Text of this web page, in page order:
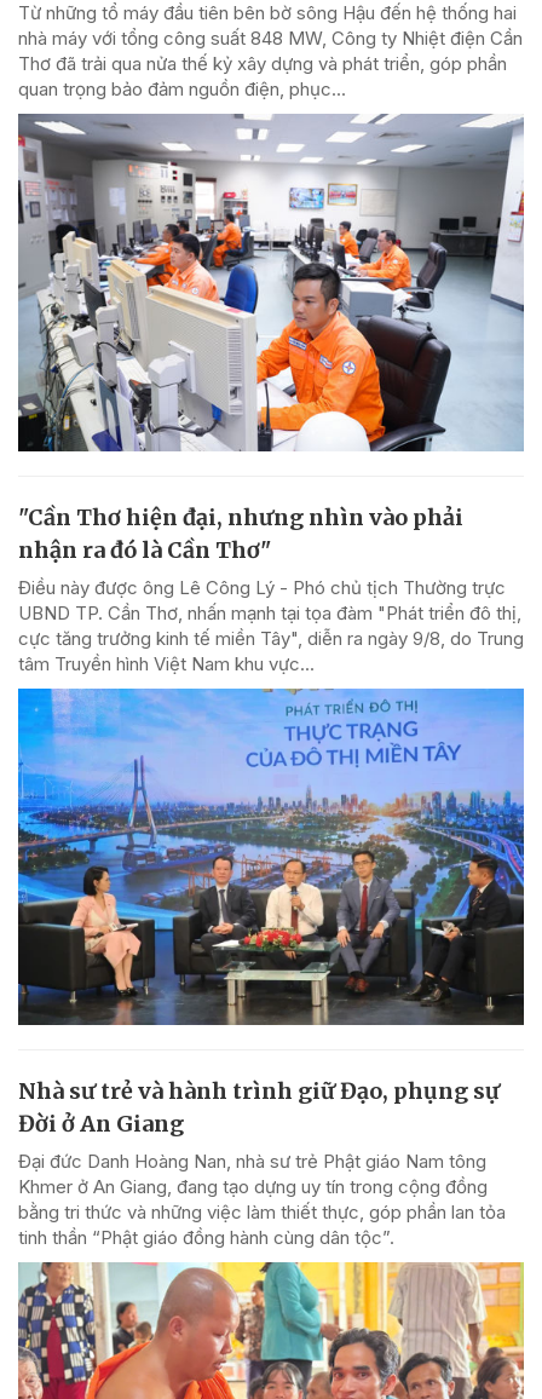
Từ những tổ máy đầu tiên bên bờ sông Hậu đến hệ thống hai
nhà máy với tổng công suất 848 MW, Công ty Nhiệt điện Cần
Thơ đã trải qua nửa thế kỷ xây dựng và phát triển, góp phần
quan trọng bảo đảm nguồn điện, phục...
"Cần Thơ hiện đại, nhưng nhìn vào phải
nhận ra đó là Cần Thơ"
Điều này được ông Lê Công Lý - Phó chủ tịch Thường trực
UBND TP. Cần Thơ, nhấn mạnh tại tọa đàm "Phát triển đô thị,
cực tăng trưởng kinh tế miền Tây", diễn ra ngày 9/8, do Trung
tâm Truyền hình Việt Nam khu vực...
Nhà sư trẻ và hành trình giữ Đạo, phụng sự
Đời ở An Giang
Đại đức Danh Hoàng Nan, nhà sư trẻ Phật giáo Nam tông
Khmer ở An Giang, đang tạo dựng uy tín trong cộng đồng
bằng tri thức và những việc làm thiết thực, góp phần lan tỏa
tinh thần “Phật giáo đồng hành cùng dân tộc”.